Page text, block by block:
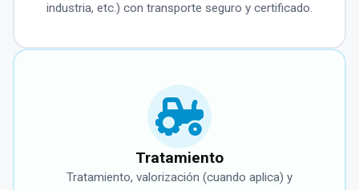
industria, etc.) con transporte seguro y certificado.
Tratamiento
Tratamiento, valorización (cuando aplica) y